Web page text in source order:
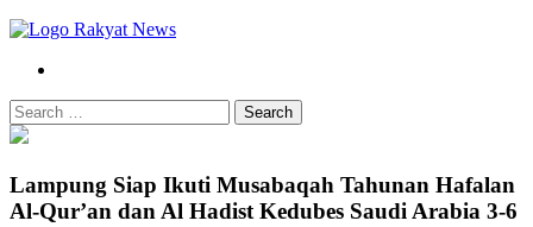
Search
Lampung Siap Ikuti Musabaqah Tahunan Hafalan
Al-Qur’an dan Al Hadist Kedubes Saudi Arabia 3-6